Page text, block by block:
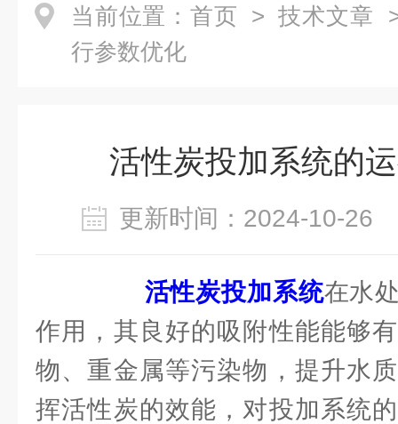
当前位置： 首页 > 技术文章
行参数优化
活性炭投加系统的
更新时间：2024-10-
活性炭投加系统在水
作用，其良好的吸附性能能够
物、重金属等污染物，提升水
挥活性炭的效能，对投加系统